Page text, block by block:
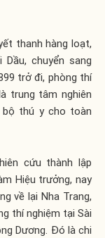
thanh hàng loạt,
chuyển sang
trở đi, phòng thí
trung tâm nghiên
thú y cho toàn
cứu thành lập
Hiệu trưởng, nay
về lại Nha Trang,
thí nghiệm tại Sài
Dương. Đó là chi